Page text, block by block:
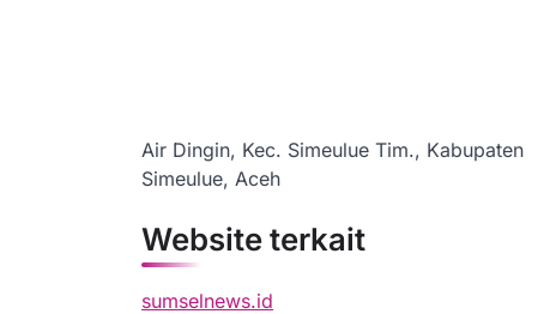
Air Dingin, Kec. Simeulue Tim., Kabupaten
Simeulue, Aceh
Website terkait
sumselnews.id